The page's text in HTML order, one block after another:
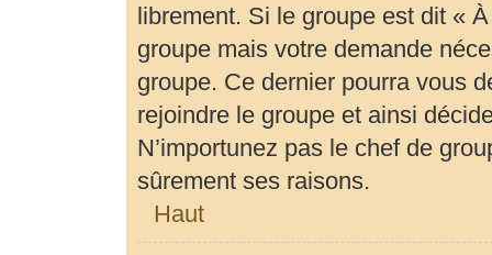
librement. Si le groupe est dit «
groupe mais votre demande
groupe. Ce dernier pourra vous
rejoindre le groupe et ainsi
N’importunez pas le chef de
sûrement ses raisons.
Haut